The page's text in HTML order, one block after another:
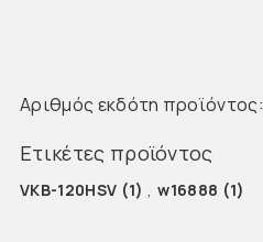
Αριθμός εκδότη προϊόντος:
Ετικέτες προϊόντος
VKB-120HSV (1) , w16888 (1)